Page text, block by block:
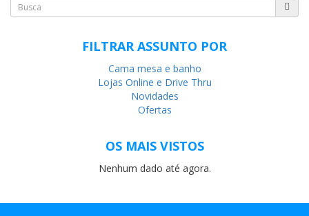
FILTRAR ASSUNTO POR
Cama mesa e banho
Lojas Online e Drive Thru
Novidades
Ofertas
OS MAIS VISTOS
Nenhum dado até agora.